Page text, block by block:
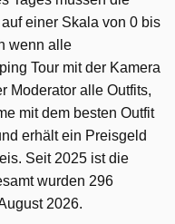
einer Skala von 0 bis
wenn alle
Tour mit der Kamera
Moderator alle Outfits,
mit dem besten Outfit
erhält ein Preisgeld
Seit 2025 ist die
wurden 296
2026.